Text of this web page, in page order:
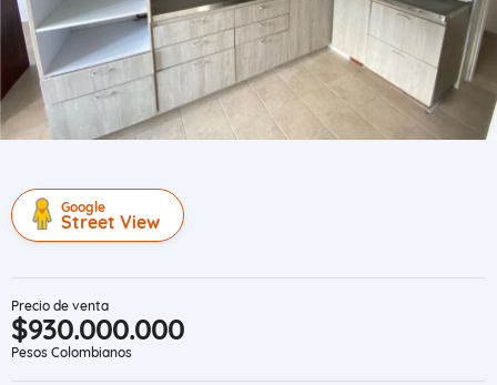
Google
Street View
Precio de venta
$930.000.000
Pesos Colombianos